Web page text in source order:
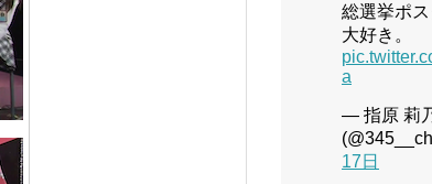
総選挙ポ
大好き。
a
— 指原 莉
17日